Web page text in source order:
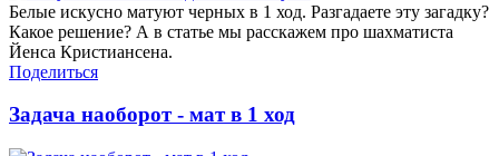
Белые искусно матуют черных в 1 ход. Разгадаете эту загадку?
Какое решение? А в статье мы расскажем про шахматиста
Йенса Кристиансена.
Поделиться
Задача наоборот - мат в 1 ход